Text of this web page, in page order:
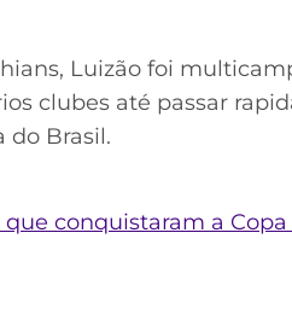
Luizão foi
clubes até passar
do Brasil.
conquistaram a Copa